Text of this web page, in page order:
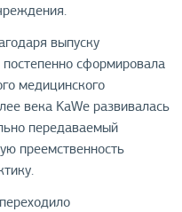
выпуску
сформировала
медицинского
века KaWe развивалась
передаваемый
преемственность